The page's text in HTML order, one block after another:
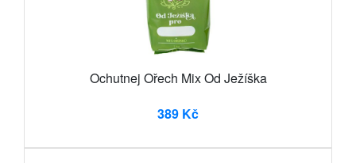
Ochutnej Ořech Mix Od Ježíška
389 Kč